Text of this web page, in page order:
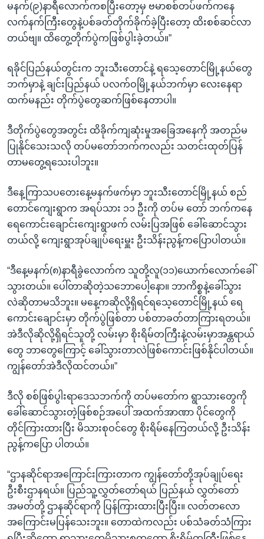
မနက်(၉)နာရီလောက်ကစပြီးတော့မှ ဗမာစစ်တပ်ဖက်ကနေ
လက်နက်ကြီးတွေနဲ့ပစ်ခတ်တိုက်ခိုက်ခဲ့ပြီးတော့ ထိးစစ်ဆင်လာ
တယ်ဗျ။ ထိတွေ့တိုက်ပွဲကဖြစ်ပွါးခဲ့တယ်။”
ရခိုင်ပြည်နယ်တွင်းက ဘူးသီးတောင်နဲ့ ရသေ့တောင်မြို့နယ်တွေ
ဘက်မှာနဲ့ ချင်းပြည်နယ် ပလက်ဝမြို့နယ်ဘက်မှာ လေးနေရာ
ထက်မနည်း တိုက်ပွဲတွေဆက်ဖြစ်နေတာပါ။
ဒီတိုက်ပွဲတွေအတွင်း ထိခိုက်ကျဆုံးမှုအခြေအနေကို အတည်မ
ပြုနိုင်သေးသလို တပ်မတော်ဘက်ကလည်း သတင်းထုတ်ပြန်
တာမတွေ့ရသေးပါဘူး။
ဒီနေ့ကြာသပတေးနေ့မနက်ဖက်မှာ ဘူးသီးတောင်မြို့နယ် စည်
တောင်ကျေးရွာက အရပ်သား ၁၁ ဦးကို တပ်မ တော် ဘက်ကနေ
ရေကောင်းချောင်းကျေးရွာဖက် လမ်းပြအဖြစ် ခေါ်ဆောင်သွား
တယ်လို့ ကျေးရွာအုပ်ချုပ်ရေးမှူး ဦးသိန်းညွန့်ကပြောပါတယ်။
“ဒီနေ့မနက်(၈)နာရီခွဲလောက်က သူတို့လူ(၁၁)ယောက်လောက်ခေါ်
သွားတယ်။ ပေါ်တာဆိုတဲ့သဘောပေါ့နော။ ဘာကိစ္စနဲ့ခေါ်သွား
လဲဆိုတာမသိဘူး။ မနေ့ကဆိုလို့ရှိရင်ရသေ့တောင်မြို့နယ် ရေ
ကောင်းချောင်းမှာ တိုက်ပွဲဖြစ်တာ ပစ်တာခတ်တာကြားရတယ်။
အဲဒီလိုဆိုလို့ရှိရင်သူတို့ လမ်းမှာ စိုးရိမ်တကြီးနဲ့လမ်းမှာအန္တရာယ်
တွေ ဘာတွေကြောင့် ခေါ်သွားတာလဲဖြစ်ကောင်းဖြစ်နိုင်ပါတယ်။
ကျွန်တော်အဲဒီလိုထင်တယ်။”
ဒီလို စစ်ဖြစ်ပွါးရာဒေသဘက်ကို တပ်မတော်က ရွာသားတွေကို
ခေါ်ဆောင်သွားတဲ့ဖြစ်စဉ်အပေါ် အထက်အာဏာ ပိုင်တွေကို
တိုင်ကြားထားပြီး မိသားစုဝင်တွေ စိုးရိမ်နေကြတယ်လို့ ဦးသိန်း
ညွန့်ကပြော ပါတယ်။
“ဌာနဆိုင်ရာအကြောင်းကြားတာက ကျွန်တော်တို့အုပ်ချုပ်ရေး
ဦးစီးဌာနရယ်။ ပြည်သူ့လွှတ်တော်ရယ် ပြည်နယ် လွှတ်တော်
အမတ်တို့ ဌာနဆိုင်ရာကို ပြန်ကြားထားပြီးပြီး။ လတ်တလော
အကြောင်းမပြန်သေးဘူး။ တောထဲကလည်း ပစ်သံခတ်သံကြား